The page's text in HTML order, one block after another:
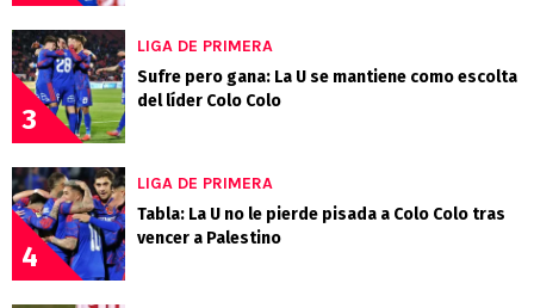
3
LIGA DE PRIMERA
Sufre pero gana: La U se mantiene como escolta
del líder Colo Colo
4
LIGA DE PRIMERA
Tabla: La U no le pierde pisada a Colo Colo tras
vencer a Palestino